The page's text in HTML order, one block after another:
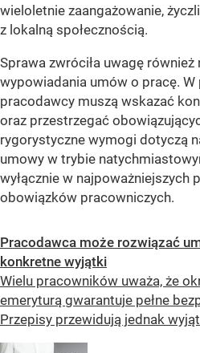
wieloletnie zaangażowanie,
z lokalną społecznością.
Sprawa zwróciła uwagę
wypowiadania umów o pracę.
pracodawcy muszą wskazać
oraz przestrzegać
rygorystyczne wymogi dotyczą
umowy w trybie
wyłącznie w najpoważniejszych
obowiązków pracowniczych.
Pracodawca może rozwiązać
konkretne wyjątki
Wielu pracowników uważa, że
emeryturą gwarantuje pełne
Przepisy przewidują jednak